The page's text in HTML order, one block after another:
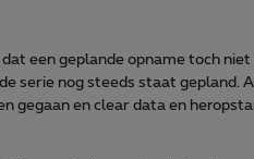
een geplande opname toch niet
serie nog steeds staat gepland.
gegaan en clear data en